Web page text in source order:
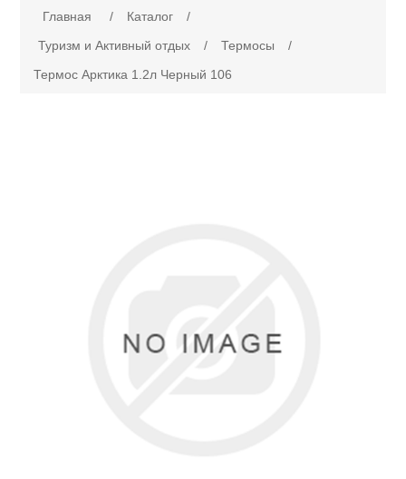
Каталог
Главная / Каталог
/
Туризм и Активный отдых
/ Термосы
/
Термос Арктика 1.2л Черный 106